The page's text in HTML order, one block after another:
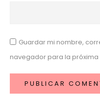
Guardar mi nombre,
navegador para la